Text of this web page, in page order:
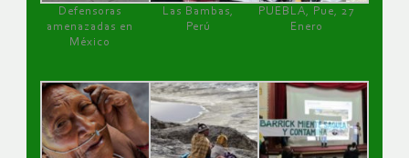
Defensoras
amenazadas en
México
Las Bambas,
Perú
PUEBLA, Pue, 27
Enero